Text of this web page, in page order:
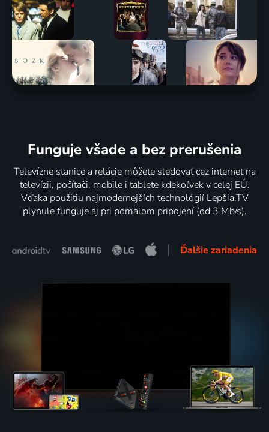
Funguje všade a bez prerušenia
Televízne stanice a relácie môžete sledovať cez internet na
televízii, počítači, mobile i tablete kdekoľvek v celej EÚ.
Vďaka použitiu najmodernejších technológií Lepšia.TV
plynule funguje aj pri pomalom pripojení (od 3 Mb/s).
Ďalšie zariadenia